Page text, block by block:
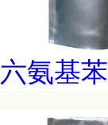
六氨基